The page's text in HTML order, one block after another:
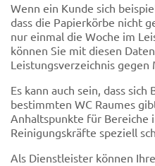
Wenn ein Kunde sich
dass die Papierkörbe nicht
nur einmal die Woche im
können Sie mit diesen
Leistungsverzeichnis
Es kann auch sein, dass
bestimmten WC Raumes
Anhaltspunkte für Bereiche
Reinigungskräfte speziell
Als Dienstleister können